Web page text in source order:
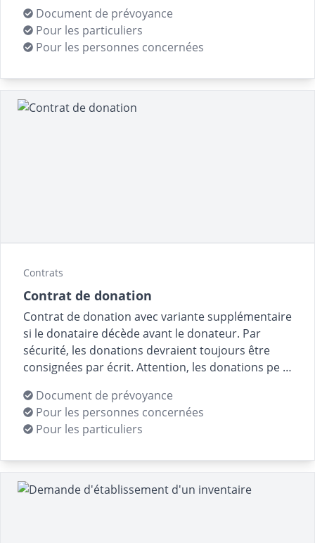
Document de prévoyance
Pour les particuliers
Pour les personnes concernées
Contrats
Contrat de donation
Contrat de donation avec variante supplémentaire
si le donataire décède avant le donateur. Par
sécurité, les donations devraient toujours être
consignées par écrit. Attention, les donations pe …
Document de prévoyance
Pour les personnes concernées
Pour les particuliers